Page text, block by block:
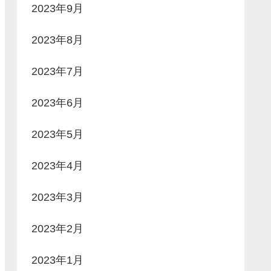
2023年9月
2023年8月
2023年7月
2023年6月
2023年5月
2023年4月
2023年3月
2023年2月
2023年1月